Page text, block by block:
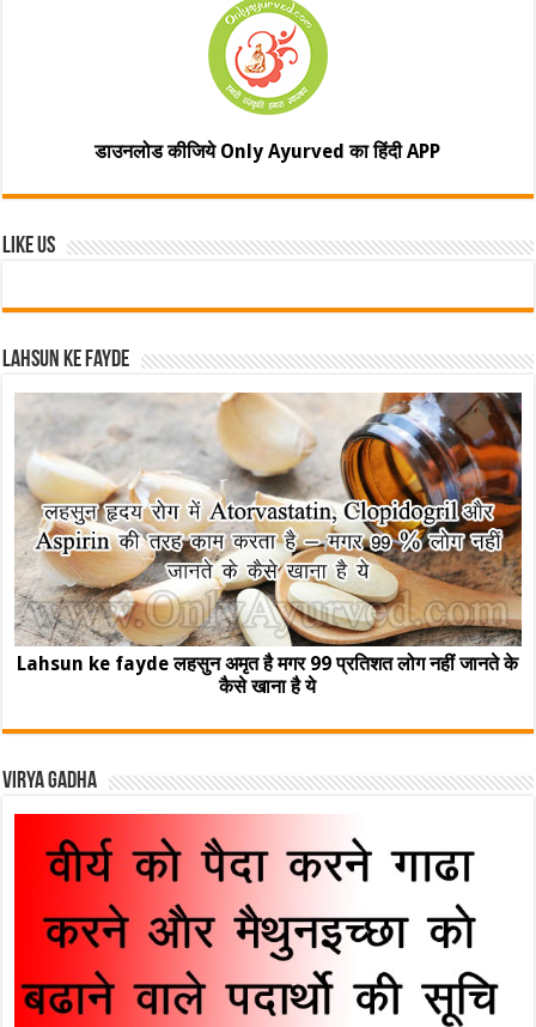
डाउनलोड कीजिये Only Ayurved का हिंदी APP
Like Us
Lahsun ke fayde
Lahsun ke fayde लहसुन अमृत है मगर 99 प्रतिशत लोग नहीं जानते के
कैसे खाना है ये
Virya Gadha